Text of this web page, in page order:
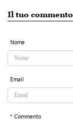
Il tuo commento
Nome
Email
* Commento